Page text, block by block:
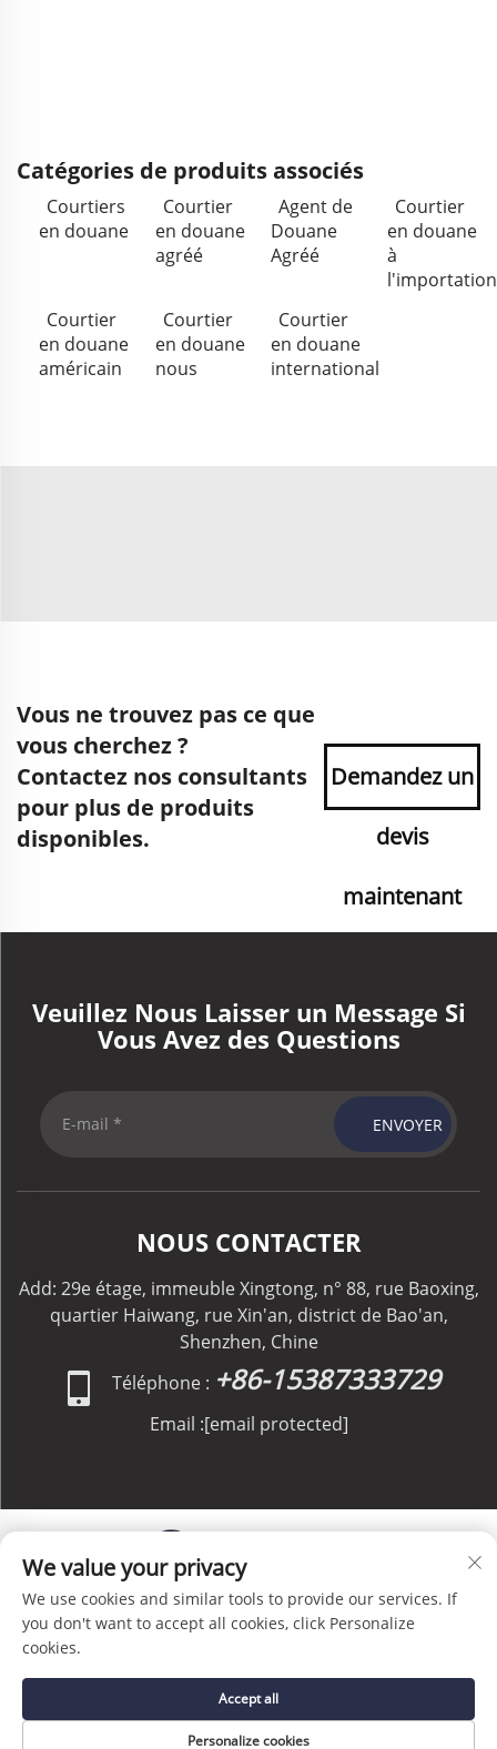
Catégories de produits associés
Courtiers
en douane
Courtier
en douane
agréé
Agent de
Douane
Agréé
Courtier
en douane
à
l'importation
Courtier
en douane
américain
Courtier
en douane
nous
Courtier
en douane
international
Vous ne trouvez pas ce que
vous cherchez ?
Contactez nos consultants
pour plus de produits
disponibles.
Demandez un
devis
maintenant
Veuillez Nous Laisser un Message Si
Vous Avez des Questions
ENVOYER
NOUS CONTACTER
Add: 29e étage, immeuble Xingtong, n° 88, rue Baoxing,
quartier Haiwang, rue Xin'an, district de Bao'an,
Shenzhen, Chine
Téléphone : +86-15387333729
Email :[email protected]
Copyright © C&C GLOBAL Logistics Co., Limited Tous
droits réservés -
Politique de confidentialité
We value your privacy
We use cookies and similar tools to provide our services. If
you don't want to accept all cookies, click Personalize
cookies.
Personalize cookies
Accept all